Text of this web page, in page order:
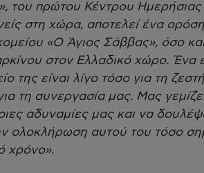
του πρώτου Κέντρου Ημερήσιας
στη χώρα, αποτελεί ένα
«Ο Άγιος Σάββας», όσο
στον Ελλαδικό χώρο. Ένα
της είναι λίγο τόσο για τη
τη συνεργασία μας. Μας
αδυναμίες μας και να
ολοκλήρωση αυτού του τόσο
χρόνο».